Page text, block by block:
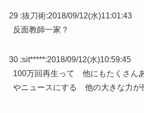
29 :抜刀術:2018/09/12(水)11:01:43
反面教師一家？
30 :sit*****:2018/09/12(水)10:59:45
100万回再生って 他にもたくさん
やニュースにする 他の大きな力が